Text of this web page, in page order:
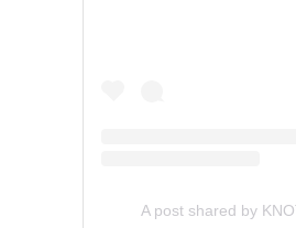
A post shared by